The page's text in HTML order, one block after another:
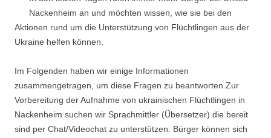
Nackenheim an und möchten wissen, wie sie bei den
Aktionen rund um die Unterstützung von Flüchtlingen aus der
Ukraine helfen können.
Im Folgenden haben wir einige Informationen
zusammengetragen, um diese Fragen zu beantworten.Zur
Vorbereitung der Aufnahme von ukrainischen Flüchtlingen in
Nackenheim suchen wir Sprachmittler (Übersetzer) die bereit
sind per Chat/Videochat zu unterstützen. Bürger können sich